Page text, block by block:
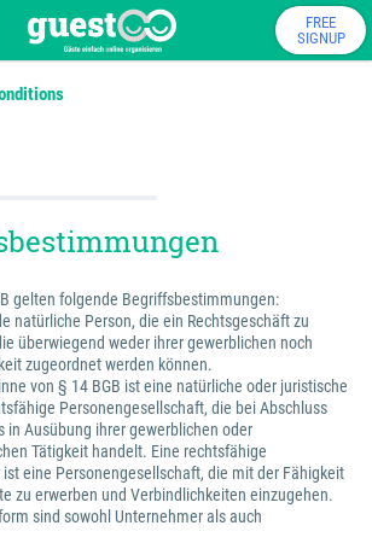
FREE
SIGNUP
gelten folgende Begriffsbestimmungen:
natürliche Person, die ein Rechtsgeschäft zu
überwiegend weder ihrer gewerblichen noch
zugeordnet werden können.
von § 14 BGB ist eine natürliche oder juristische
Personengesellschaft, die bei Abschluss
in Ausübung ihrer gewerblichen oder
Tätigkeit handelt. Eine rechtsfähige
eine Personengesellschaft, die mit der Fähigkeit
zu erwerben und Verbindlichkeiten einzugehen.
sind sowohl Unternehmer als auch